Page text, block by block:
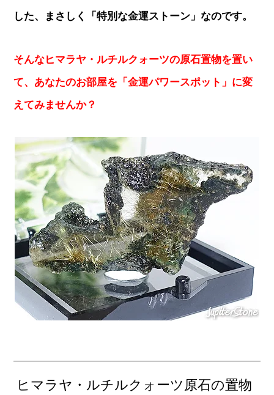
した、まさしく「特別な金運ストーン」なのです。
そんなヒマラヤ・ルチルクォーツの原石置物を置い
て、あなたのお部屋を「金運パワースポット」に変
えてみませんか？
ヒマラヤ・ルチルクォーツ原石の置物